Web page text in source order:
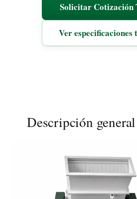
Solicitar Cotización
Ver especificaciones
Descripción